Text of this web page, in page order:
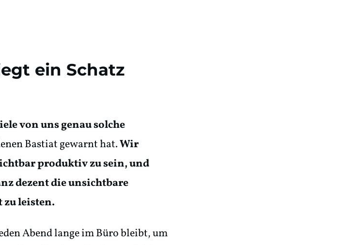
ein Schatz
von uns genau solche
Bastiat gewarnt hat.Wir
produktiv zu sein, und
dezent die unsichtbare
leisten.
Abend lange im Büro bleibt, um